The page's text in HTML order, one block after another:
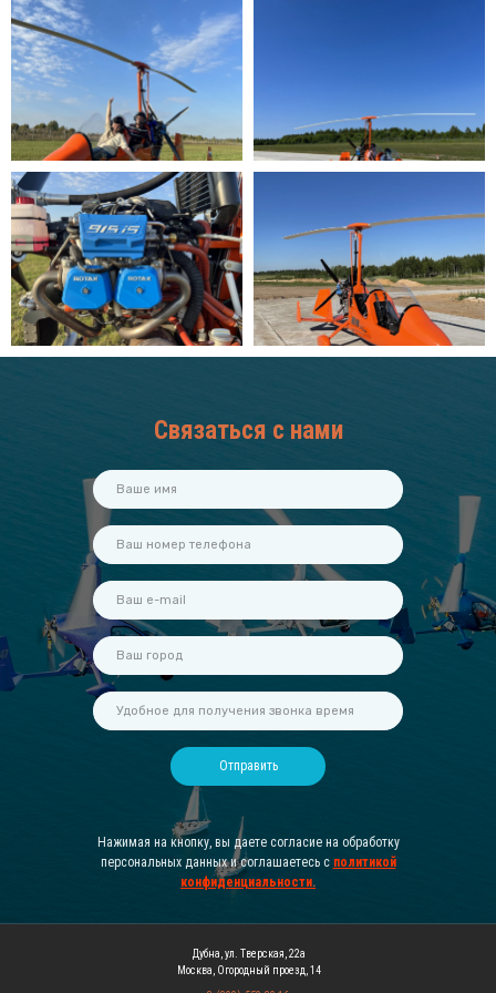
Отправить
Связаться с нами
Нажимая на кнопку, вы даете согласие на обработку
персональных данных и соглашаетесь c политикой
конфиденциальности.
Дубна, ул. Тверская, 22а
Москва, Огородный проезд, 14